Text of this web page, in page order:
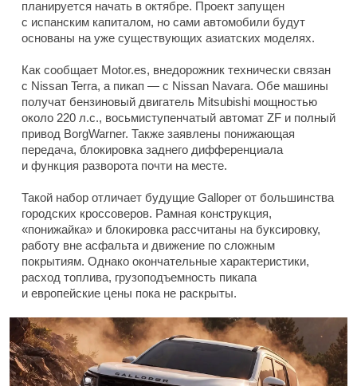
планируется начать в октябре. Проект запущен
с испанским капиталом, но сами автомобили будут
основаны на уже существующих азиатских моделях.
Как сообщает Motor.es, внедорожник технически связан
с Nissan Terra, а пикап — с Nissan Navara. Обе машины
получат бензиновый двигатель Mitsubishi мощностью
около 220 л.с., восьмиступенчатый автомат ZF и полный
привод BorgWarner. Также заявлены понижающая
передача, блокировка заднего дифференциала
и функция разворота почти на месте.
Такой набор отличает будущие Galloper от большинства
городских кроссоверов. Рамная конструкция,
«понижайка» и блокировка рассчитаны на буксировку,
работу вне асфальта и движение по сложным
покрытиям. Однако окончательные характеристики,
расход топлива, грузоподъемность пикапа
и европейские цены пока не раскрыты.